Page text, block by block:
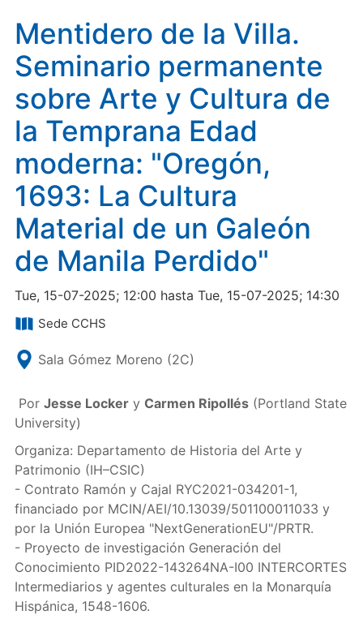
Mentidero de la Villa.
Seminario permanente
sobre Arte y Cultura de
la Temprana Edad
moderna: "Oregón,
1693: La Cultura
Material de un Galeón
de Manila Perdido"
Tue, 15-07-2025; 12:00 hasta Tue, 15-07-2025; 14:30
Sede CCHS
Sala Gómez Moreno (2C)
Por Jesse Lockery Carmen Ripollés(Portland State
University)
Organiza: Departamento de Historia del Arte y
Patrimonio (IH–CSIC)
- Contrato Ramón y Cajal RYC2021-034201-1,
financiado por MCIN/AEI/10.13039/501100011033 y
por la Unión Europea "NextGenerationEU"/PRTR.
- Proyecto de investigación Generación del
Conocimiento PID2022-143264NA-I00 INTERCORTES
Intermediarios y agentes culturales en la Monarquía
Hispánica, 1548-1606.